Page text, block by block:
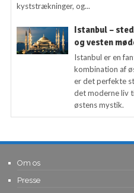
kyststrækninger, og...
Istanbul –
og vesten
Istanbul er en
kombination af
er det perfekte
det moderne liv
østens mystik.
Om os
Presse